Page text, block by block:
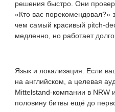
решения быстро. Они
«Кто вас порекомендовал?»
чем самый красивый pitch-
медленно, но работает долго.
Язык и локализация. Если
на английском, а целевая
Mittelstand-компании в
половину битвы ещё до